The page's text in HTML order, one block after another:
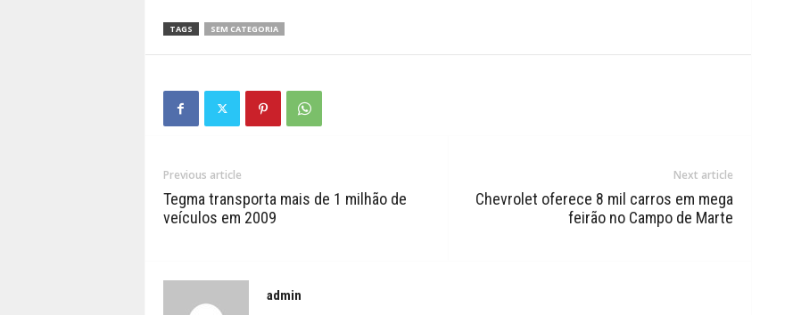
TAGS SEM CATEGORIA
Previous article
Tegma transporta mais de 1 milhão de
veículos em 2009
Next article
Chevrolet oferece 8 mil carros em mega
feirão no Campo de Marte
admin